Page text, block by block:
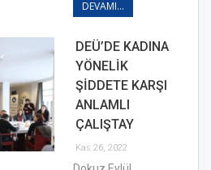
DEVAMI...
DEÜ’DE KADINA
YÖNELİK
ŞİDDETE KARŞI
ANLAMLI
ÇALIŞTAY
Kas 26, 2022